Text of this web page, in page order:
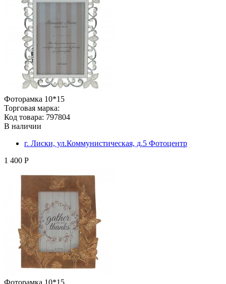
Фоторамка 10*15
Торговая марка:
Код товара: 797804
В наличии
г. Лиски, ул.Коммунистическая, д.5 Фотоцентр
1 400 Р
Фоторамка 10*15